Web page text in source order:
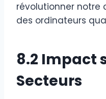
révolutionner notre
des ordinateurs
8.2 Impact
Secteurs